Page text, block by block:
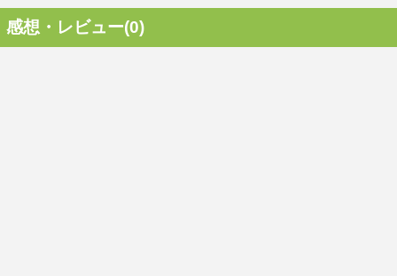
感想・レビュー(0)